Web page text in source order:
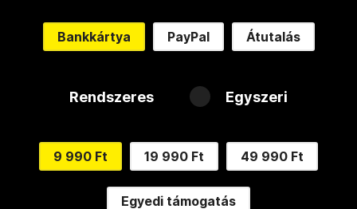
Bankkártya PayPal Átutalás
Rendszeres Egyszeri
9 990 Ft 19 990 Ft 49 990 Ft
Egyedi támogatás